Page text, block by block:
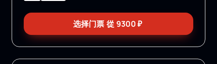
选择门票 從 9300₽